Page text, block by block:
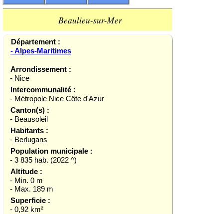
Beaulieu-sur-Mer
Département :
- Alpes-Maritimes
Arrondissement :
- Nice
Intercommunalité :
- Métropole Nice Côte d'Azur
Canton(s) :
- Beausoleil
Habitants :
- Berlugans
Population municipale :
- 3 835 hab. (2022 ^)
Altitude :
- Min. 0 m
- Max. 189 m
Superficie :
- 0,92 km²